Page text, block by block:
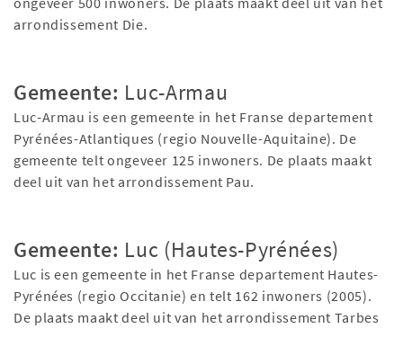
arrondissement Die.
Gemeente: Luc-Armau
Luc-Armau is een gemeente in het Franse departement
Pyrénées-Atlantiques (regio Nouvelle-Aquitaine). De
gemeente telt ongeveer 125 inwoners. De plaats maakt
deel uit van het arrondissement Pau.
Gemeente: Luc (Hautes-Pyrénées)
Luc is een gemeente in het Franse departement Hautes-
Pyrénées (regio Occitanie) en telt 162 inwoners (2005).
De plaats maakt deel uit van het arrondissement Tarbes